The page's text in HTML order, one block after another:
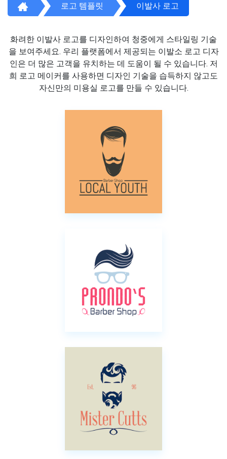
로고 템플릿 이발사 로고
화려한 이발사 로고를 디자인하여 청중에게 스타일링 기술
을 보여주세요. 우리 플랫폼에서 제공되는 이발소 로고 디자
인은 더 많은 고객을 유치하는 데 도움이 될 수 있습니다. 저
희 로고 메이커를 사용하면 디자인 기술을 습득하지 않고도
자신만의 미용실 로고를 만들 수 있습니다.